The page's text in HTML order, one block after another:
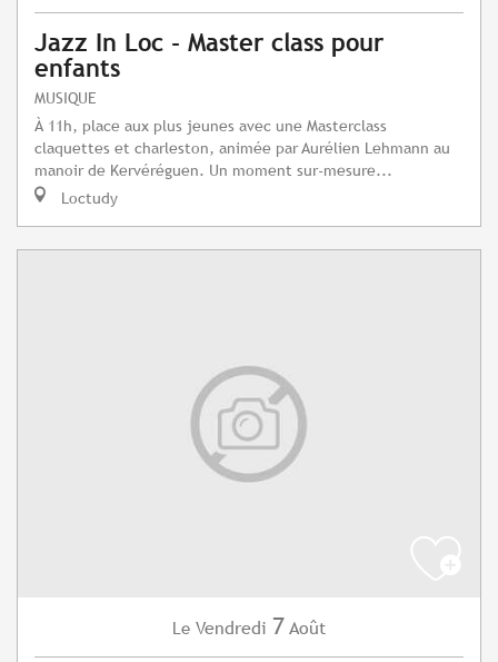
Jazz In Loc - Master class pour
enfants
MUSIQUE
À 11h, place aux plus jeunes avec une Masterclass
claquettes et charleston, animée par Aurélien Lehmann au
manoir de Kervéréguen. Un moment sur-mesure...
Loctudy
Le Vendredi 7 Août